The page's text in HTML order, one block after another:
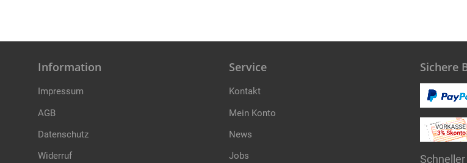
Information
Impressum
AGB
Datenschutz
Widerruf
Service
Kontakt
Mein Konto
News
Jobs
Sichere